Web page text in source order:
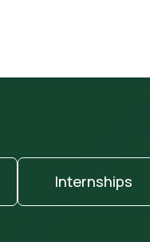
Internships